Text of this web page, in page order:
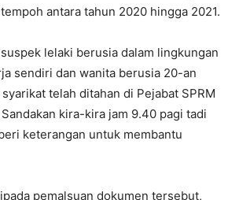
antara tahun 2020 hingga 2021.
lelaki berusia dalam lingkungan
sendiri dan wanita berusia 20-an
telah ditahan di Pejabat SPRM
kira-kira jam 9.40 pagi tadi
keterangan untuk membantu
pemalsuan dokumen tersebut,